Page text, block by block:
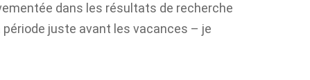
dans les résultats de recherche
juste avant les vacances – je